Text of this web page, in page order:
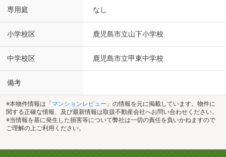
専用庭 なし
小学校区 鹿児島市立山下小学校
中学校区 鹿児島市立甲東中学校
備考
※本物件情報は「 マンションレビュー 」の情報を元に掲載しています。物件に
関する正確な情報、及び最新情報は取扱不動産会社へお問い合わせください。
※当情報を基に発生した損害等について弊社は一切の責任を負いかねますので
ご理解の上ご利用ください。